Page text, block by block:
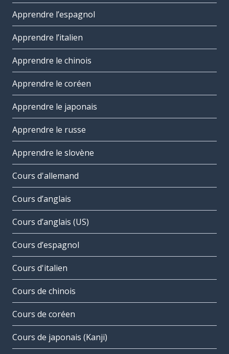
Apprendre l’espagnol
Apprendre l’italien
Apprendre le chinois
Apprendre le coréen
Apprendre le japonais
Apprendre le russe
Apprendre le slovène
Cours d'allemand
Cours d’anglais
Cours d’anglais (US)
Cours d’espagnol
Cours d'italien
Cours de chinois
Cours de coréen
Cours de japonais (Kanji)